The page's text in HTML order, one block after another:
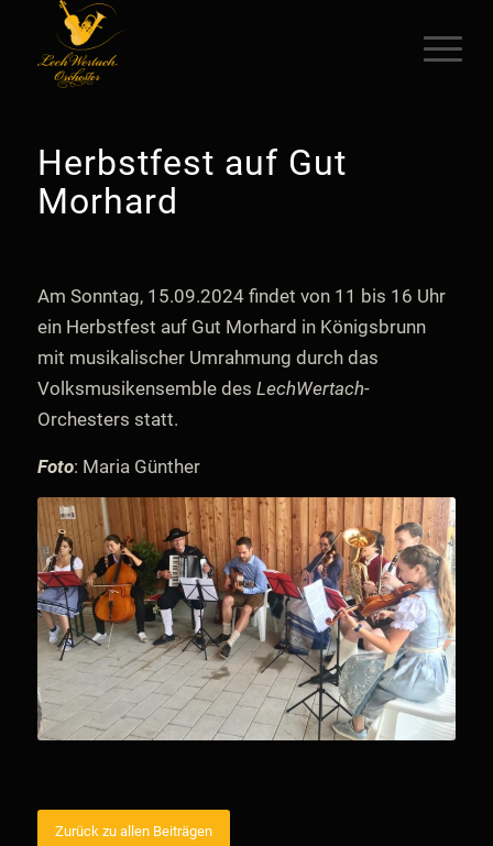
Herbstfest auf Gut
Morhard
Am Sonntag, 15.09.2024 findet von 11 bis 16 Uhr
ein Herbstfest auf Gut Morhard in Königsbrunn
mit musikalischer Umrahmung durch das
Volksmusikensemble des LechWertach-
Orchesters statt.
Foto: Maria Günther
Zurück zu allen Beiträgen